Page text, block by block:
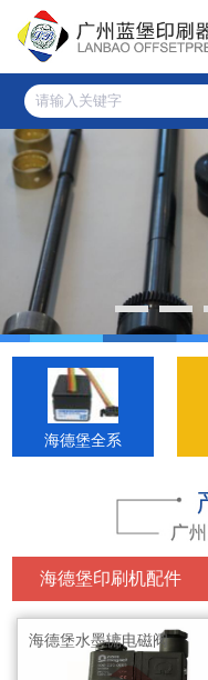
海德堡全系
海德堡印刷机配件
海德堡水墨辘电磁阀